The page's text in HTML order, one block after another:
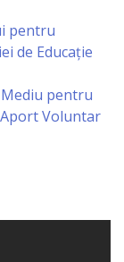
pentru
de Educație
Mediu pentru
Voluntar